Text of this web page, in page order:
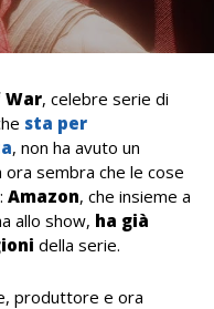
War, celebre serie di
sta per
, non ha avuto un
sembra che le cose
Amazon, che insieme a
allo show, ha già
della serie.
produttore e ora